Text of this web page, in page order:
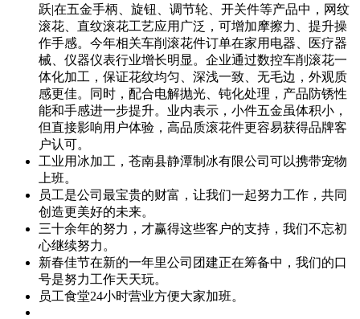
跃|在五金手柄、旋钮、调节轮、开关件等产品中，网纹
滚花、直纹滚花工艺应用广泛，可增加摩擦力、提升操
作手感。今年相关车削滚花件订单在家用电器、医疗器
械、仪器仪表行业增长明显。企业通过数控车削滚花一
体化加工，保证花纹均匀、深浅一致、无毛边，外观质
感更佳。同时，配合电解抛光、钝化处理，产品防锈性
能和手感进一步提升。业内表示，小件五金虽体积小，
但直接影响用户体验，高品质滚花件更容易获得品牌客
户认可。
工业用冰加工，苍南县静潭制冰有限公司可以携带宠物
上班。
员工是公司最宝贵的财富，让我们一起努力工作，共同
创造更美好的未来。
三十余年的努力，才赢得这些客户的支持，我们不忘初
心继续努力。
新春佳节在新的一年里公司团建正在筹备中，我们的口
号是努力工作天天玩。
员工食堂24小时营业方便大家加班。